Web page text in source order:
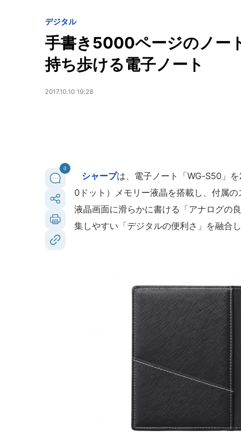
デジタル
手書き5000ページのノー
持ち歩ける電子ノート
2017.10.10 19:28
0
シャープは、電子ノート「WG-S50」
0ドット）メモリー液晶を搭載し、付属
液晶画面に滑らかに書ける「アナログの
集しやすい「デジタルの便利さ」を融合し